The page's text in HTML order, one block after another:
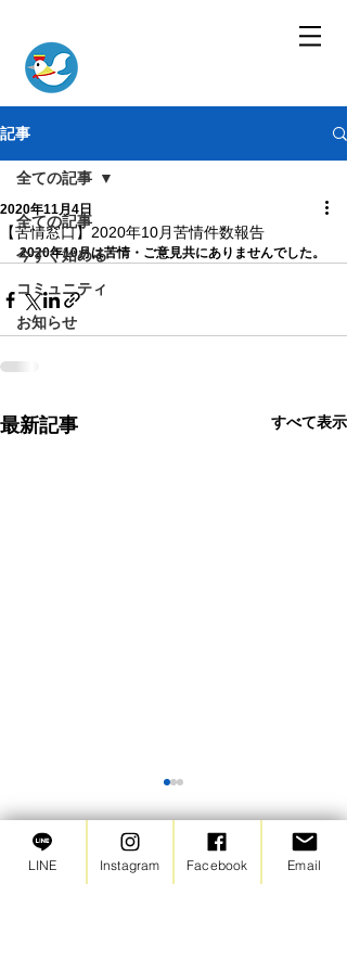
記事
全ての記事
今すぐ始める
コミュニティ
お知らせ
全ての記事
【苦情窓口】2020年10月苦情件数報告
2020年11月4日
2020年10月は苦情・ご意見共にありませんでした。
最新記事 すべて表示
ご報告
2026年6月は苦情・ご意見と
コメント
LINE Instagram Facebook Email